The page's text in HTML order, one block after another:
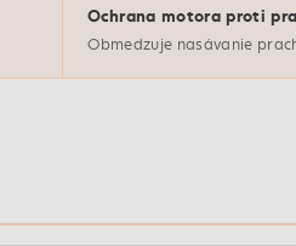
Ochrana motora proti
Obmedzuje nasávanie